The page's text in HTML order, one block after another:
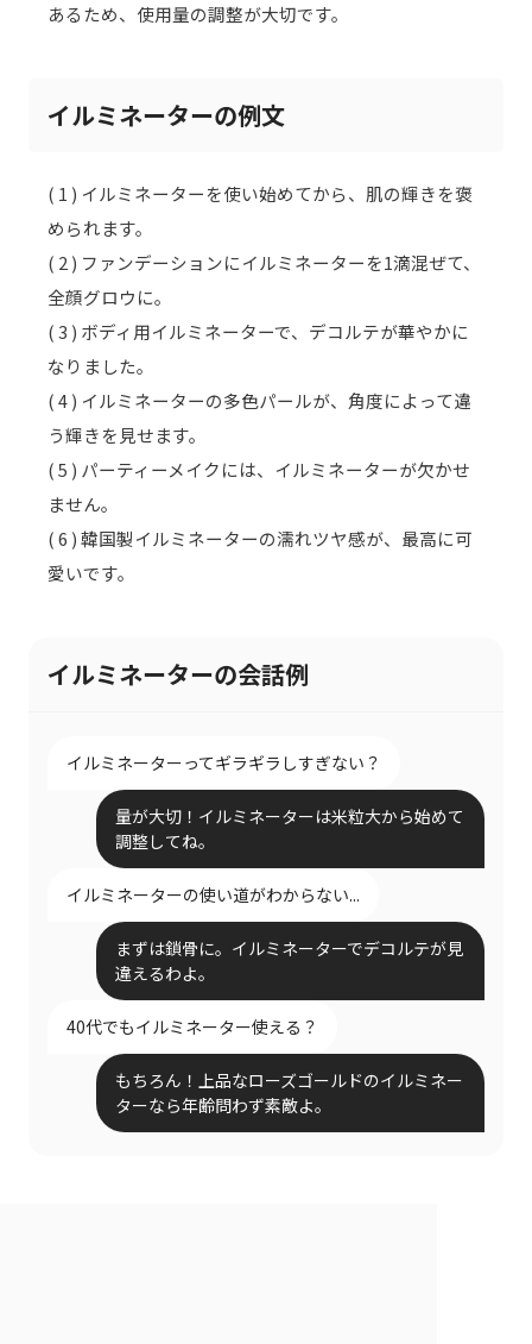
あるため、使用量の調整が大切です。
イルミネーターの例文
( 1 ) イルミネーターを使い始めてから、肌の輝きを褒
められます。
( 2 ) ファンデーションにイルミネーターを1滴混ぜて、
全顔グロウに。
( 3 ) ボディ用イルミネーターで、デコルテが華やかに
なりました。
( 4 ) イルミネーターの多色パールが、角度によって違
う輝きを見せます。
( 5 ) パーティーメイクには、イルミネーターが欠かせ
ません。
( 6 ) 韓国製イルミネーターの濡れツヤ感が、最高に可
愛いです。
イルミネーターの会話例
イルミネーターってギラギラしすぎない？
量が大切！イルミネーターは米粒大から始めて
調整してね。
イルミネーターの使い道がわからない...
まずは鎖骨に。イルミネーターでデコルテが見
違えるわよ。
40代でもイルミネーター使える？
もちろん！上品なローズゴールドのイルミネー
ターなら年齢問わず素敵よ。